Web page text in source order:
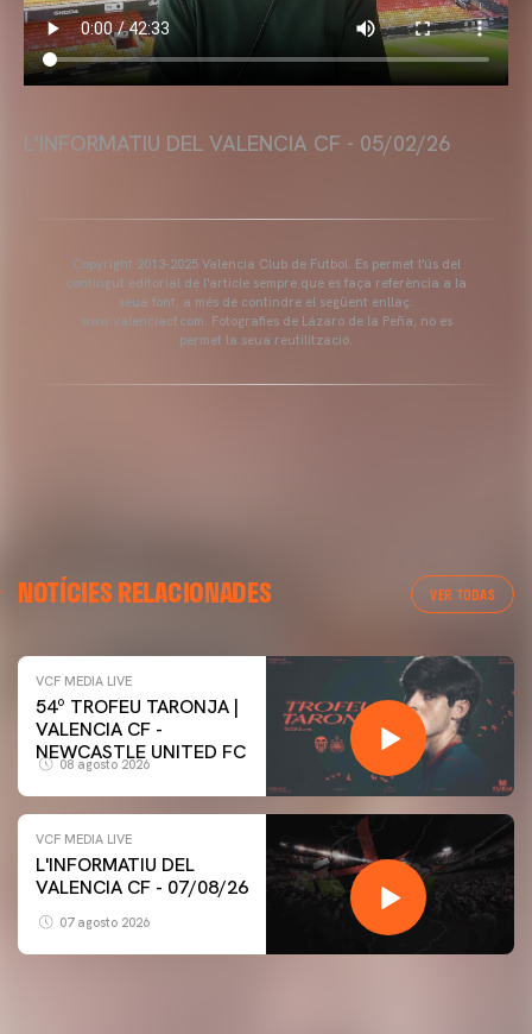
L'INFORMATIU DEL VALENCIA CF - 05/02/26
Copyright 2013-2025 Valencia Club de Futbol. Es permet l'ús del
contingut editorial de l'article sempre que es faça referència a la
seua font, a més de contindre el següent enllaç:
www.valenciacf.com. Fotografies de Lázaro de la Peña, no es
permet la seua reutilització.
NOTÍCIES RELACIONADES VER TODAS
VCF MEDIA LIVE
54º TROFEU TARONJA |
VALENCIA CF -
NEWCASTLE UNITED FC
08 agosto 2026
VCF MEDIA LIVE
L'INFORMATIU DEL
VALENCIA CF - 07/08/26
07 agosto 2026